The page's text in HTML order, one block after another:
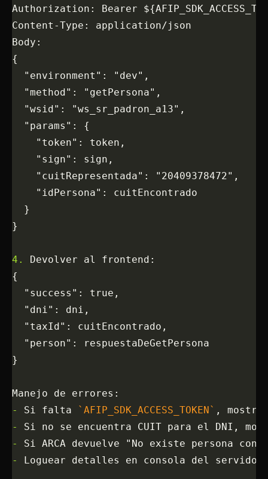
Authorization: Bearer
Content-Type: application/json
Body:
{
  "environment": "dev",
  "method": "getPersona",
  "wsid": "ws_sr_padron_a13",
  "params": {
    "token": token,
    "sign": sign,
    "cuitRepresentada": "20409378472",
    "idPersona": cuitEncontrado
  }
}
4.
Devolver al frontend:
{
  "success": true,
  "dni": dni,
  "taxId": cuitEncontrado,
  "person": respuestaDeGetPersona
}
Manejo de errores:
-
Si falta `AFIP_SDK_ACCESS_TOKEN` ,
-
Si no se encuentra CUIT para el DNI,
-
Si ARCA devuelve "No existe persona
-
Loguear detalles en consola del